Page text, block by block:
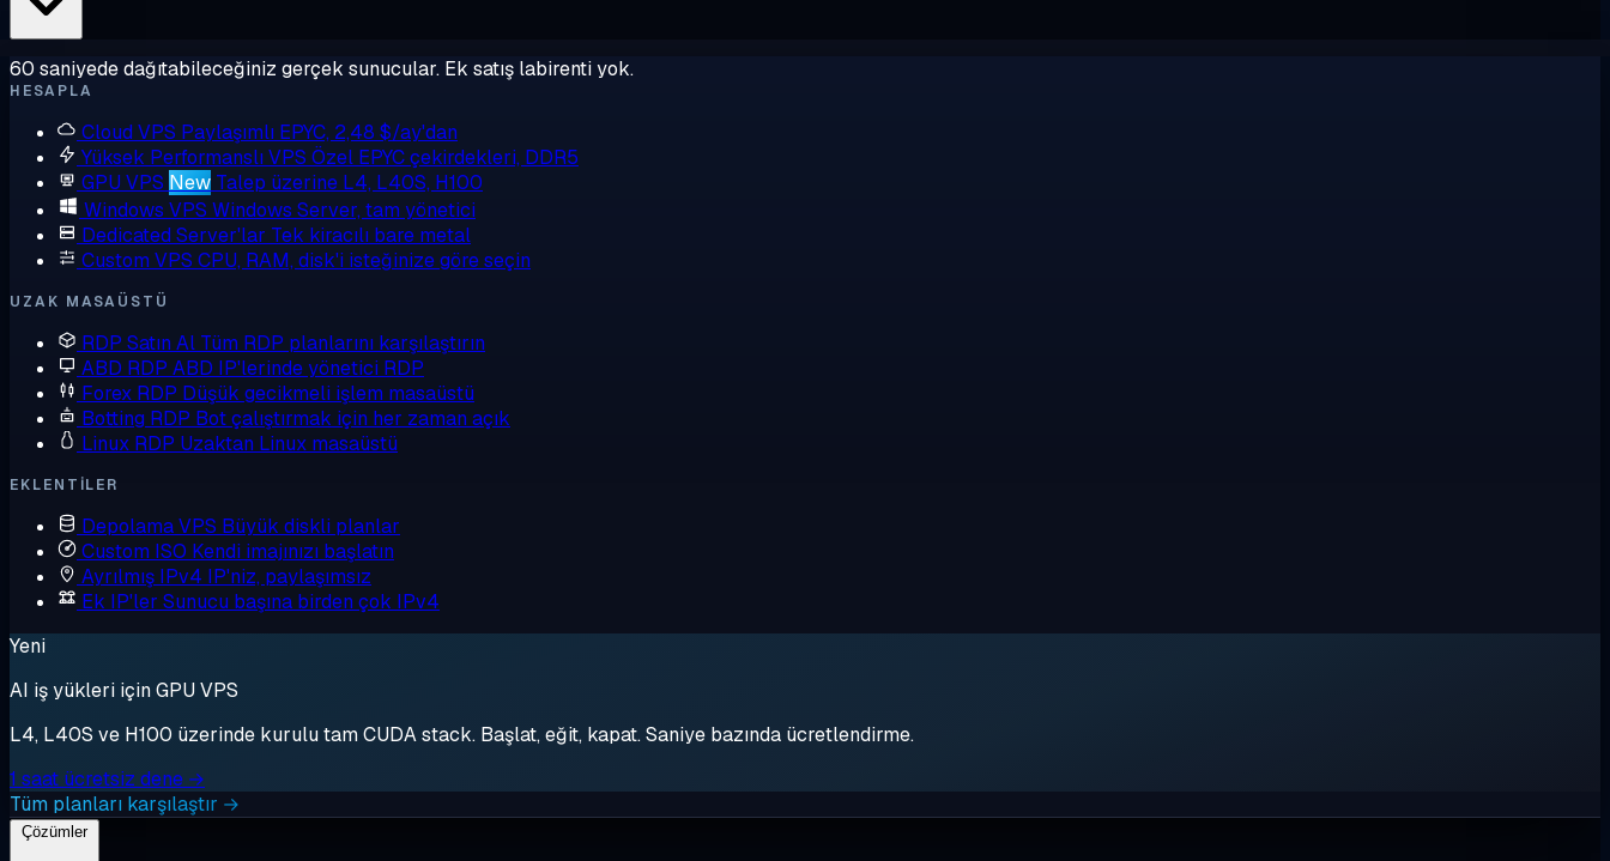
60 saniyede dağıtabileceğiniz gerçek sunucular. Ek satış labirenti yok.
HESAPLA
Cloud VPS Paylaşımlı EPYC, 2,48 $/ay'dan
Yüksek Performanslı VPS Özel EPYC çekirdekleri, DDR5
GPU VPS New Talep üzerine L4, L40S, H100
Windows VPS Windows Server, tam yönetici
Dedicated Server'lar Tek kiracılı bare metal
Custom VPS CPU, RAM, disk'i isteğinize göre seçin
UZAK MASAÜSTÜ
RDP Satın Al Tüm RDP planlarını karşılaştırın
ABD RDP ABD IP'lerinde yönetici RDP
Forex RDP Düşük gecikmeli işlem masaüstü
Botting RDP Bot çalıştırmak için her zaman açık
Linux RDP Uzaktan Linux masaüstü
EKLENTILER
Depolama VPS Büyük diskli planlar
Custom ISO Kendi imajınızı başlatın
Ayrılmış IPv4 IP'niz, paylaşımsız
Ek IP'ler Sunucu başına birden çok IPv4
Yeni
AI iş yükleri için GPU VPS
L4, L40S ve H100 üzerinde kurulu tam CUDA stack. Başlat, eğit, kapat. Saniye bazında ücretlendirme.
1 saat ücretsiz dene →
Tüm planları karşılaştır →
Çözümler